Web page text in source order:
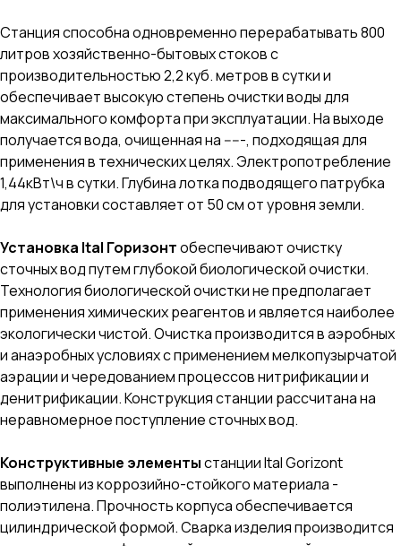
Станция способна одновременно перерабатывать 800
литров хозяйственно-бытовых стоков с
производительностью 2,2 куб. метров в сутки и
обеспечивает высокую степень очистки воды для
максимального комфорта при эксплуатации. На выходе
получается вода, очищенная на -----, подходящая для
применения в технических целях. Электропотребление
1,44кВт\ч в сутки. Глубина лотка подводящего патрубка
для установки составляет от 50 cм от уровня земли.
Установка Ital Горизонтобеспечивают очистку
сточных вод путем глубокой биологической очистки.
Технология биологической очистки не предполагает
применения химических реагентов и является наиболее
экологически чистой. Очистка производится в аэробных
и анаэробных условиях с применением мелкопузырчатой
аэрации и чередованием процессов нитрификации и
денитрификации. Конструкция станции рассчитана на
неравномерное поступление сточных вод.
Конструктивные элементыстанции ltal Gorizont
выполнены из коррозийно-стойкого материала -
полиэтилена. Прочность корпуса обеспечивается
цилиндрической формой. Сварка изделия производится